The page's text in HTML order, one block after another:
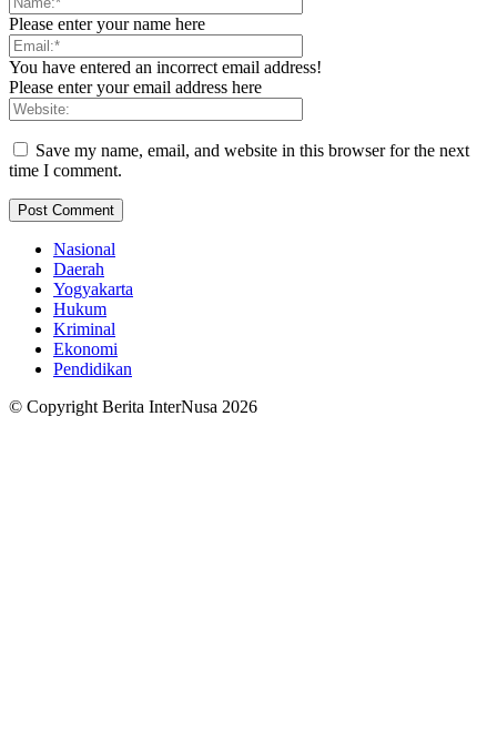
Please enter your name here
You have entered an incorrect email address!
Please enter your email address here
Save my name, email, and website in this browser for the next
time I comment.
Nasional
Daerah
Yogyakarta
Hukum
Kriminal
Ekonomi
Pendidikan
© Copyright Berita InterNusa 2026